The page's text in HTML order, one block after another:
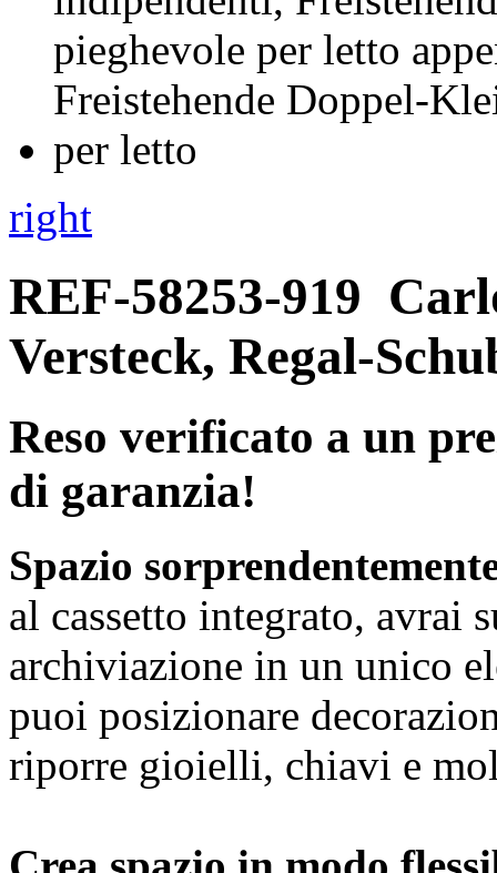
right
REF-58253-919
Versteck, Regal-
Reso verificato a un
di garanzia!
Spazio
al cassetto integrato, avrai
archiviazione in un unico
puoi posizionare
riporre gioielli, chiavi e